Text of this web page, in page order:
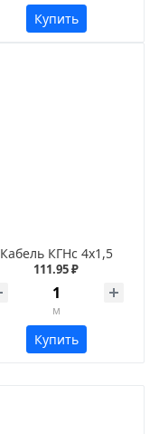
Купить
Кабель КГНс 4х1,5
111.95 ₽
м
Купить